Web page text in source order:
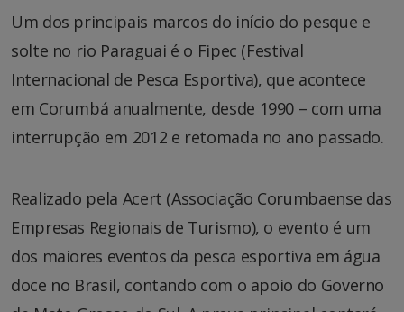
Um dos principais marcos do início do pesque e
solte no rio Paraguai é o Fipec (Festival
Internacional de Pesca Esportiva), que acontece
em Corumbá anualmente, desde 1990 – com uma
interrupção em 2012 e retomada no ano passado.
Realizado pela Acert (Associação Corumbaense das
Empresas Regionais de Turismo), o evento é um
dos maiores eventos da pesca esportiva em água
doce no Brasil, contando com o apoio do Governo